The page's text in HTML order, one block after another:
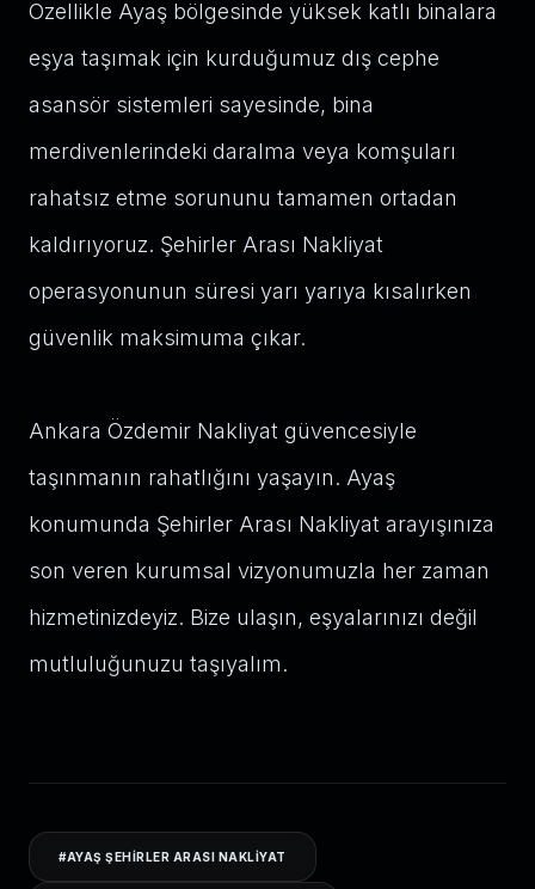
Özellikle Ayaş bölgesinde yüksek katlı binalara
eşya taşımak için kurduğumuz dış cephe
asansör sistemleri sayesinde, bina
merdivenlerindeki daralma veya komşuları
rahatsız etme sorununu tamamen ortadan
kaldırıyoruz. Şehirler Arası Nakliyat
operasyonunun süresi yarı yarıya kısalırken
güvenlik maksimuma çıkar.
Ankara Özdemir Nakliyat güvencesiyle
taşınmanın rahatlığını yaşayın. Ayaş
konumunda Şehirler Arası Nakliyat arayışınıza
son veren kurumsal vizyonumuzla her zaman
hizmetinizdeyiz. Bize ulaşın, eşyalarınızı değil
mutluluğunuzu taşıyalım.
#AYAŞ ŞEHIRLER ARASI NAKLIYAT